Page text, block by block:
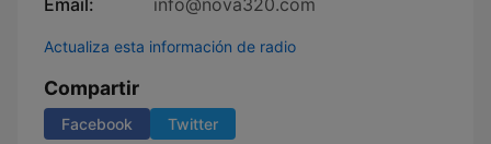
Email:
info@nova320.com
Actualiza esta información de radio
Compartir
Facebook Twitter